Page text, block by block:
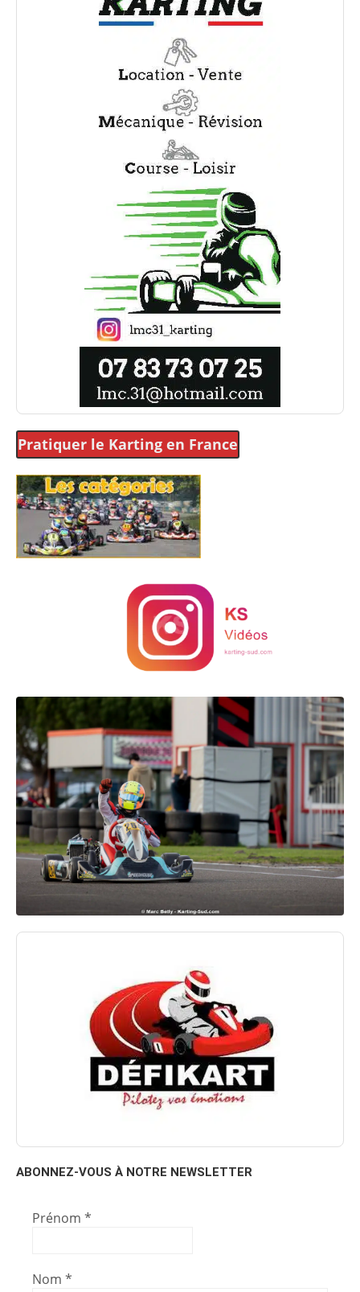
Pratiquer le Karting en France
ABONNEZ-VOUS À NOTRE NEWSLETTER
Prénom *
Nom *